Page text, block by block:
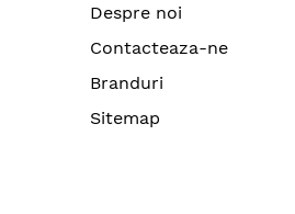
Despre noi
Contacteaza-ne
Branduri
Sitemap